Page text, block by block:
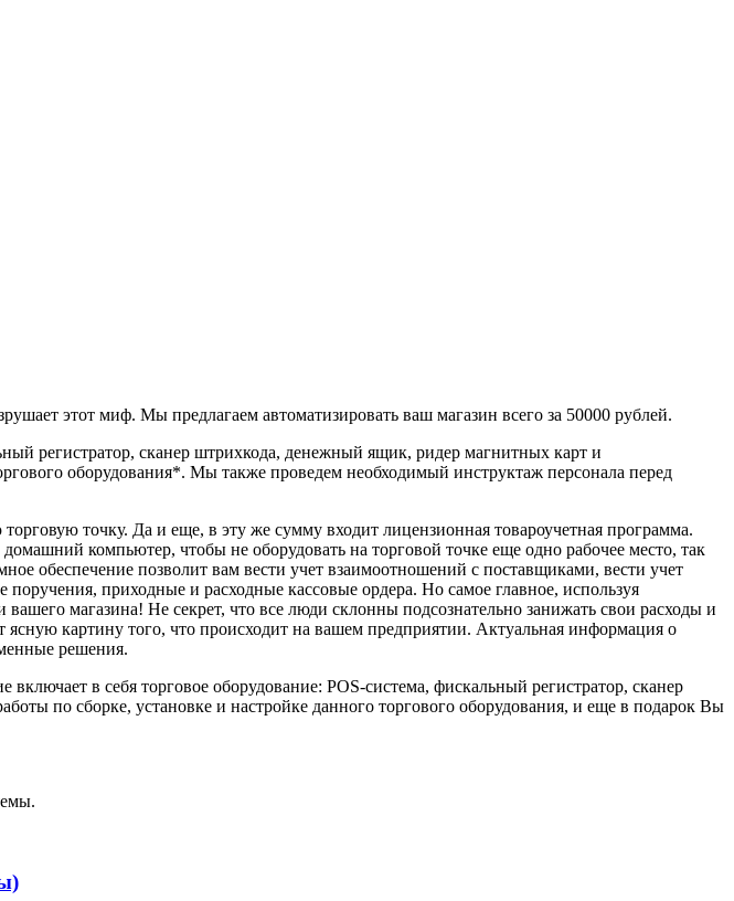
этот миф. Мы предлагаем автоматизировать ваш магазин всего за 50000 рублей.
регистратор, сканер штрихкода, денежный ящик, ридер магнитных карт и
оборудования*. Мы также проведем необходимый инструктаж персонала перед
точку. Да и еще, в эту же сумму входит лицензионная товароучетная программа.
компьютер, чтобы не оборудовать на торговой точке еще одно рабочее место, так
обеспечение позволит вам вести учет взаимоотношений с поставщиками, вести учет
приходные и расходные кассовые ордера. Но самое главное, используя
магазина! Не секрет, что все люди склонны подсознательно занижать свои расходы и
картину того, что происходит на вашем предприятии. Актуальная информация о
решения.
в себя торговое оборудование: POS-система, фискальный регистратор, сканер
по сборке, установке и настройке данного торгового оборудования, и еще в подарок Вы